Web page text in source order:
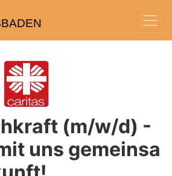
(m/w/d) -
uns gemeinsa